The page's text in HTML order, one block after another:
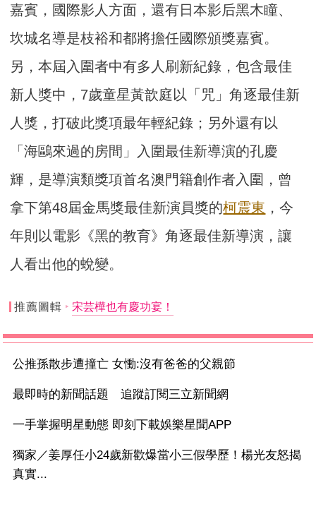
嘉賓，國際影人方面，還有日本影后黑木瞳、
坎城名導是枝裕和都將擔任國際頒獎嘉賓。
另，本屆入圍者中有多人刷新紀錄，包含最佳
新人獎中，7歲童星黃歆庭以「咒」角逐最佳新
人獎，打破此獎項最年輕紀錄；另外還有以
「海鷗來過的房間」入圍最佳新導演的孔慶
輝，是導演類獎項首名澳門籍創作者入圍，曾
拿下第48屆金馬獎最佳新演員獎的柯震東 ，今
年則以電影《黑的教育》角逐最佳新導演，讓
人看出他的蛻變。
推薦圖輯 宋芸樺也有慶功宴！
公推孫散步遭撞亡 女慟:沒有爸爸的父親節
最即時的新聞話題 追蹤訂閱三立新聞網
一手掌握明星動態 即刻下載娛樂星聞APP
獨家／姜厚任小24歲新歡爆當小三假學歷！楊光友怒揭
真實...